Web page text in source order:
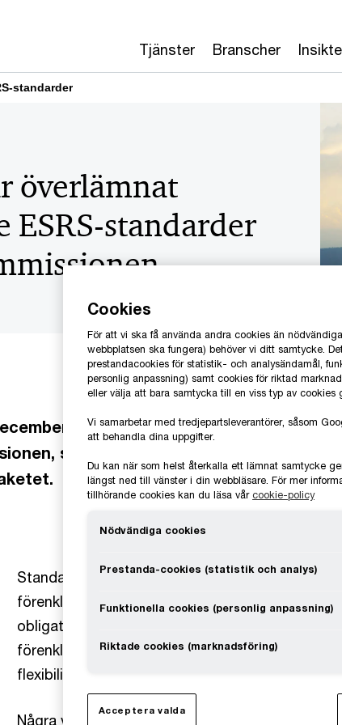
Tjänster Branscher
standarder
överlämnat
ESRS-standarder
överlämnade EFRAG förslag på
som i sin tur kommer att ta fram
Standarderna som fortfarande täcker miljö,
förenklats avsevärt jämfört med nuvarande
obligatoriska datapunkter minskats med 61
förenkla hållbarhetsrapporteringen för företag,
flexibiliteten.
Några viktiga förändringar i ESRS-standarderna:
Cookies
För att vi ska få använda andra cookies än
webbplatsen ska fungera) behöver vi ditt samtycke.
prestandacookies för statistik- och analysändamål,
personlig anpassning) samt cookies för riktad
eller välja att bara samtycka till en viss typ av cookies
Vi samarbetar med tredjepartsleverantörer, såsom
att behandla dina uppgifter.
Du kan när som helst återkalla ett lämnat samtycke
längst ned till vänster i din webbläsare. För mer
tillhörande cookies kan du läsa vår cookie-policy
Nödvändiga cookies
Prestanda-cookies (statistik och analys)
Funktionella cookies (personlig anpassning)
Riktade cookies (marknadsföring)
Acceptera valda